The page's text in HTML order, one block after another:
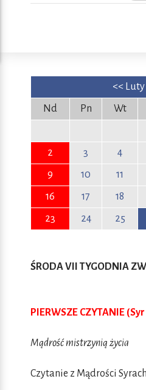
<<
Nd
Pn Wt
2
3 4
9
10 11
16
17 18
23
24 25
ŚRODA VII TYGODNIA
PIERWSZE CZYTANIE (Syr
Mądrość mistrzynią życia
Czytanie z Mądrości